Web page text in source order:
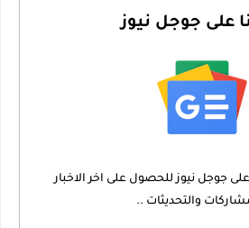
على جوجل نيوز
جوجل نيوز للحصول على اخر الاخبار
والتحديثات ..